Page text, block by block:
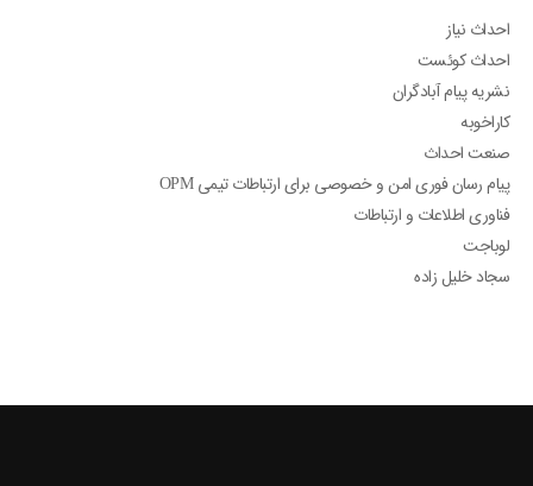
احداث نیاز
احداث کوئست
نشریه پیام آبادگران
کاراخوبه
صنعت احداث
پیام رسان فوری امن و خصوصی برای ارتباطات تیمی OPM
فناوری اطلاعات و ارتباطات
لوباجت
سجاد خلیل زاده